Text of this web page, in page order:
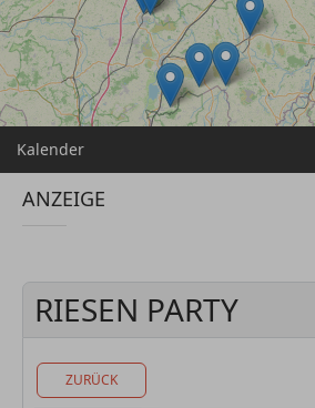
Kalender
ANZEIGE
RIESEN PARTY
ZURÜCK